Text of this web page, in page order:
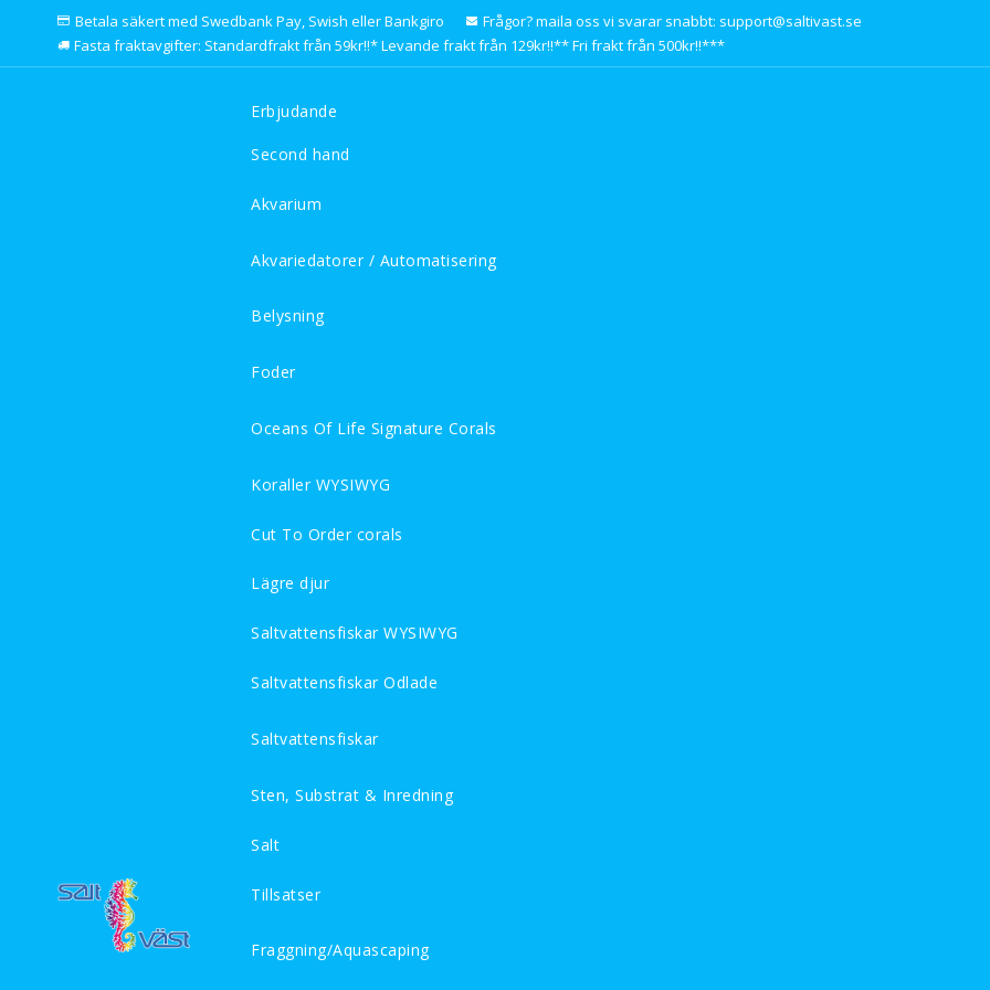
Betala säkert med Swedbank Pay, Swish eller Bankgiro
Frågor? maila oss vi svarar snabbt: support@saltivast.se
Fasta fraktavgifter: Standardfrakt från 59kr!!* Levande frakt från 129kr!!** Fri frakt från 500kr!!***
Erbjudande
Second hand
Akvarium
Akvariedatorer / Automatisering
Belysning
Foder
Oceans Of Life Signature Corals
Koraller WYSIWYG
Cut To Order corals
Lägre djur
Saltvattensfiskar WYSIWYG
Saltvattensfiskar Odlade
Saltvattensfiskar
Sten, Substrat & Inredning
Salt
Tillsatser
Fraggning/Aquascaping